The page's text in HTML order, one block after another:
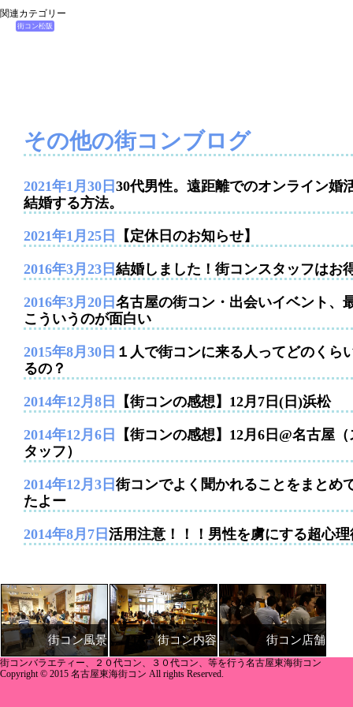
関連カテゴリー
街コン松阪
その他の街コンブログ
2021年1月30日 30代男性。遠距離でのオンライン婚
結婚する方法。
2021年1月25日 【定休日のお知らせ】
2016年3月23日 結婚しました！街コンスタッフはお
2016年3月20日 名古屋の街コン・出会いイベント、
こういうのが面白い
2015年8月30日 １人で街コンに来る人ってどのくら
るの？
2014年12月8日 【街コンの感想】12月7日(日)浜松
2014年12月6日
【街コンの感想】12月6日@名古屋（
タッフ）
2014年12月3日 街コンでよく聞かれることをまとめ
たよー
2014年8月7日 活用注意！！！男性を虜にする超心理
街コン風景 街コン内容 街コン店舗
街コンバラエティー、２０代コン、３０代コン、等を行う名古屋東海街コン
Copyright © 2015 名古屋東海街コン All rights Reserved.